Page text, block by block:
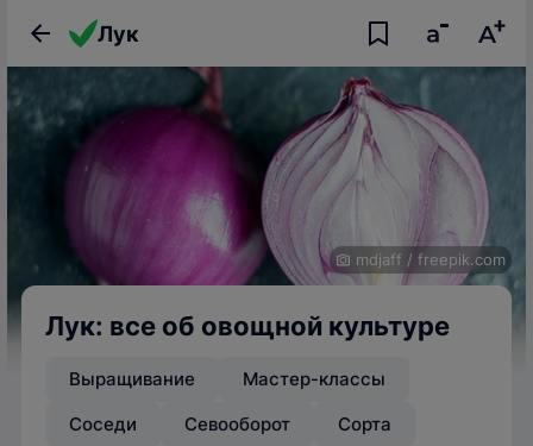
Лук
mdjaff / freepik.com
Лук: все об овощной культуре
Выращивание
Мастер-классы
Соседи
Севооборот
Сорта